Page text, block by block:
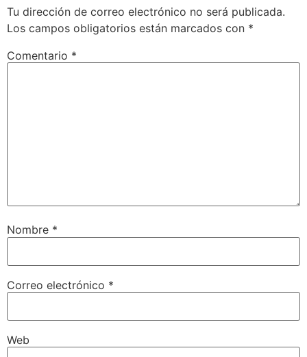
Tu dirección de correo electrónico no será publicada.
Los campos obligatorios están marcados con *
Comentario *
Nombre *
Correo electrónico *
Web